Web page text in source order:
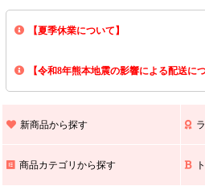
【夏季休業について】
8/13(木)～8/16(日)の間｢出荷業務・お問い
上記期間中のご注文・お問い合わせは8/
【令和8年熊本地震の影響による配送に
また､ 九州全域でお荷物のお届けに遅延
新商品から探す
商品カテゴリから探す